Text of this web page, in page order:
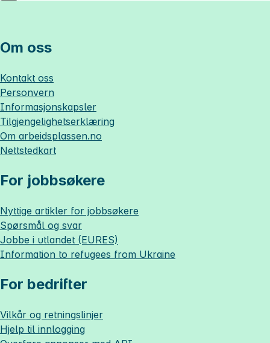
Om oss
Kontakt oss
Personvern
Informasjonskapsler
Tilgjengelighetserklæring
Om arbeidsplassen.no
Nettstedkart
For jobbsøkere
Nyttige artikler for jobbsøkere
Spørsmål og svar
Jobbe i utlandet (EURES)
Information to refugees from Ukraine
For bedrifter
Vilkår og retningslinjer
Hjelp til innlogging